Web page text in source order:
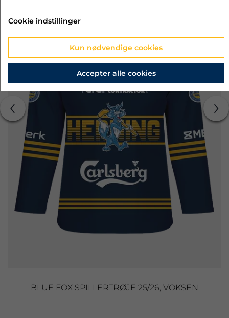
BLUE FOX SPILLERTRØJE 25/26, VOKSEN
‹ ›
Cookie indstillinger
Kun nødvendige cookies
Accepter alle cookies